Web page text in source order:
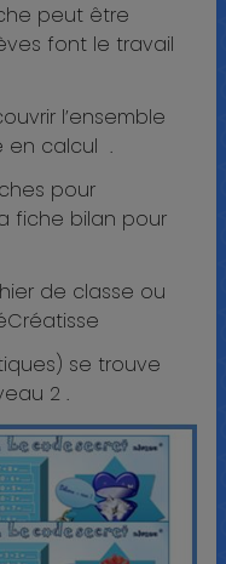
peut être
font le travail
l’ensemble
en calcul .
pour
fiche bilan pour
de classe ou
se trouve
2 .